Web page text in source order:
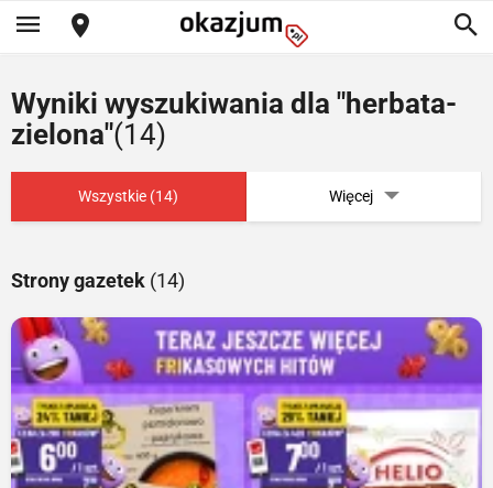
Wyniki wyszukiwania dla "herbata-
zielona"(14)
Wszystkie (14) Więcej
Strony gazetek (14)